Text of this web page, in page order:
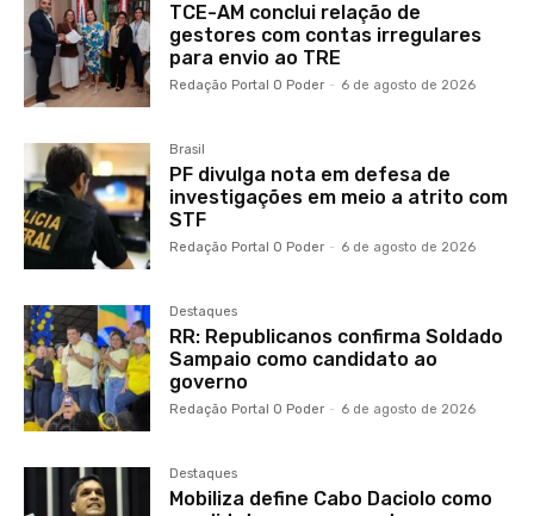
TCE-AM conclui relação de
gestores com contas irregulares
para envio ao TRE
Redação Portal O Poder - 6 de agosto de 2026
Brasil
PF divulga nota em defesa de
investigações em meio a atrito com
STF
Redação Portal O Poder - 6 de agosto de 2026
Destaques
RR: Republicanos confirma Soldado
Sampaio como candidato ao
governo
Redação Portal O Poder - 6 de agosto de 2026
Destaques
Mobiliza define Cabo Daciolo como